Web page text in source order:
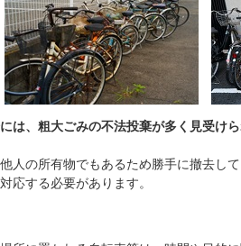
は、粗大ごみの不法投棄が多く見受け
人の所有物でもあるため勝手に撤去し
応する必要があります。